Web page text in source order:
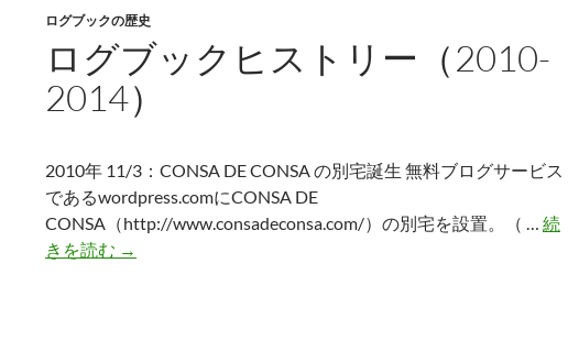
ス
ト
リ
ー
ログブックの歴史
ログブックヒストリー（2010-
2014）
2010年 11/3：CONSA DE CONSA の別宅誕生 無料ブログサービス
であるwordpress.comにCONSA DE
CONSA（http://www.consadeconsa.com/）の別宅を設置。（ … 続
きを読む ロ
→